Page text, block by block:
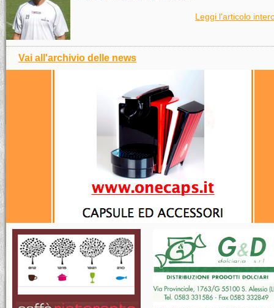
Leggi l'articolo
Vai all'archivio delle news